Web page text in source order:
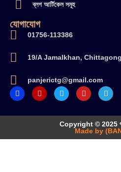
ব্লগ আর্টিকেল সমূহ
যোগাযোগ
01756-113386
19/A Jamalkhan,
panjerictg@gmail.com
Copyright © 2025
Made by